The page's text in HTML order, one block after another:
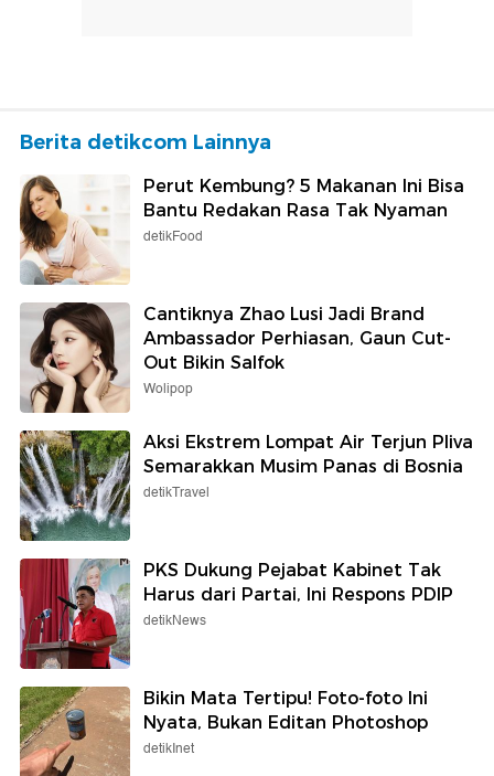
Berita detikcom Lainnya
Perut Kembung? 5 Makanan Ini Bisa
Bantu Redakan Rasa Tak Nyaman
detikFood
Cantiknya Zhao Lusi Jadi Brand
Ambassador Perhiasan, Gaun Cut-
Out Bikin Salfok
Wolipop
Aksi Ekstrem Lompat Air Terjun Pliva
Semarakkan Musim Panas di Bosnia
detikTravel
PKS Dukung Pejabat Kabinet Tak
Harus dari Partai, Ini Respons PDIP
detikNews
Bikin Mata Tertipu! Foto-foto Ini
Nyata, Bukan Editan Photoshop
detikInet